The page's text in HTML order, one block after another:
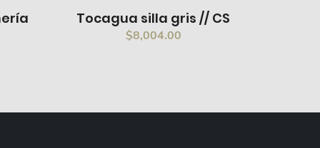
Tocagua silla gris // CS
$8,004.00